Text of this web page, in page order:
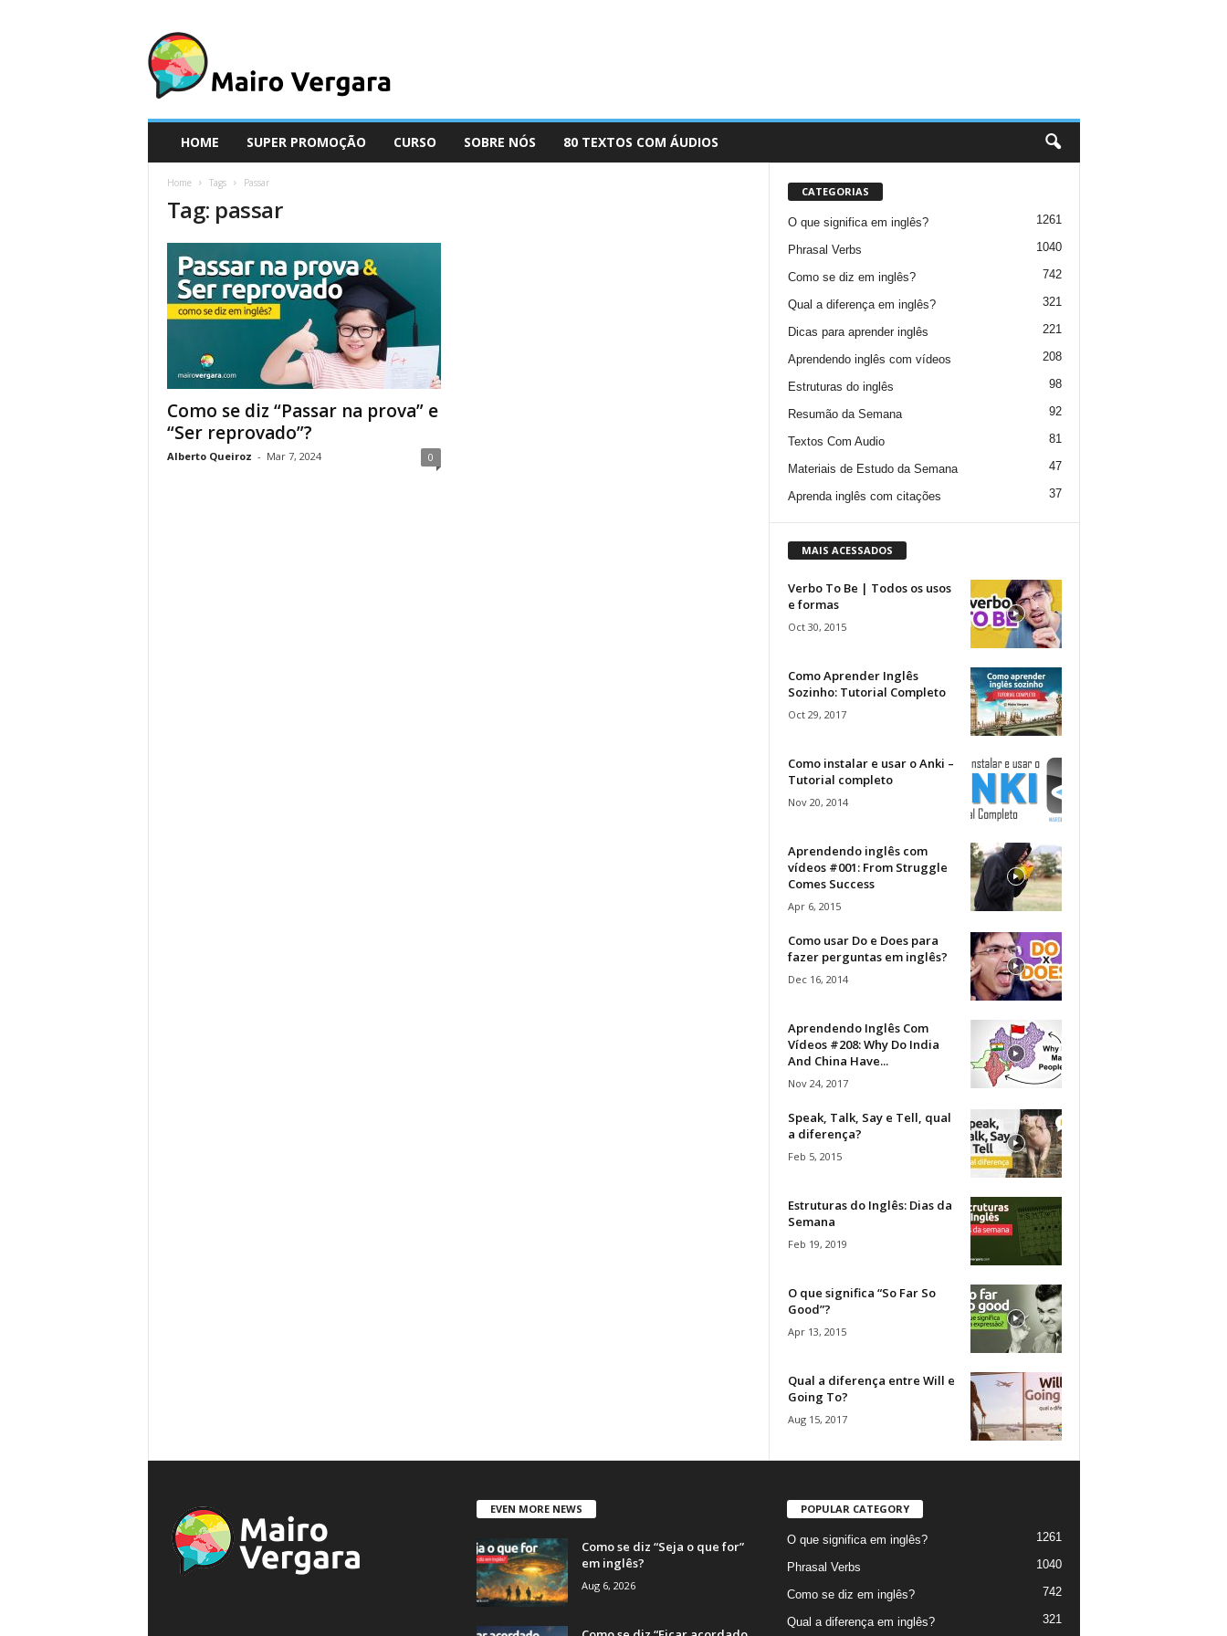
i
r
HOME SUPER PROMOÇÃO CURSO SOBRE NÓS 80 TEXTOS COM ÁUDIOS
Home Tags Passar
Tag: passar
Como se diz “Passar na prova” e
“Ser reprovado”?
Alberto Queiroz - Mar 7, 2024 0
CATEGORIAS
O que significa em inglês? 1261
Phrasal Verbs 1040
Como se diz em inglês? 742
Qual a diferença em inglês? 321
Dicas para aprender inglês 221
Aprendendo inglês com vídeos 208
Estruturas do inglês 98
Resumão da Semana 92
Textos Com Audio 81
Materiais de Estudo da Semana 47
Aprenda inglês com citações 37
MAIS ACESSADOS
Verbo To Be | Todos os usos
e formas
Oct 30, 2015
Como Aprender Inglês
Sozinho: Tutorial Completo
Oct 29, 2017
Como instalar e usar o Anki –
Tutorial completo
Nov 20, 2014
Aprendendo inglês com
vídeos #001: From Struggle
Comes Success
Apr 6, 2015
Como usar Do e Does para
fazer perguntas em inglês?
Dec 16, 2014
Aprendendo Inglês Com
Vídeos #208: Why Do India
And China Have...
Nov 24, 2017
Speak, Talk, Say e Tell, qual
a diferença?
Feb 5, 2015
Estruturas do Inglês: Dias da
Semana
Feb 19, 2019
O que significa “So Far So
Good”?
Apr 13, 2015
Qual a diferença entre Will e
Going To?
Aug 15, 2017
EVEN MORE NEWS
Como se diz “Seja o que for”
em inglês?
Aug 6, 2026
POPULAR CATEGORY
O que significa em inglês? 1261
Phrasal Verbs 1040
Como se diz em inglês? 742
Qual a diferença em inglês? 321